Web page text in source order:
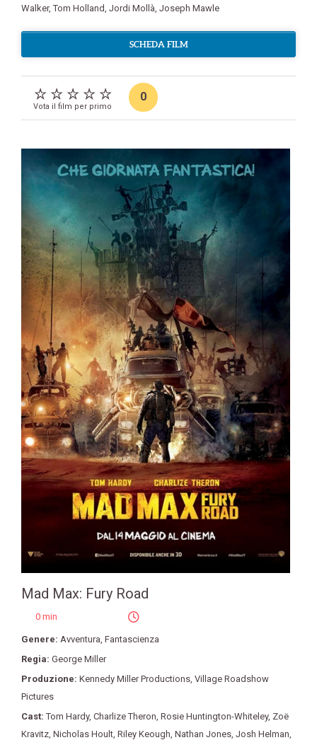
Walker,Tom Holland, Jordi Mollà, Joseph Mawle
SCHEDA FILM
Vota il film per primo
0
Mad Max: Fury Road
0 min
Genere: Avventura Fantascienza
Regia: George Miller
Produzione: Kennedy Miller Productions Village Roadshow
Pictures
Cast:Tom Hardy, Charlize Theron Rosie Huntington-Whiteley, Zoë
Kravitz Nicholas Hoult Riley Keough Nathan Jones Josh Helman